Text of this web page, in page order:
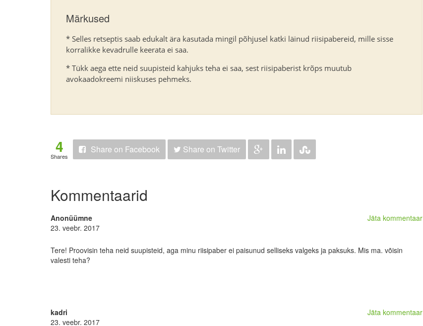
Märkused
* Selles retseptis saab edukalt ära kasutada mingil põhjusel katki läinud riisipabereid, mille sisse
korralikke kevadrulle keerata ei saa.
* Tükk aega ette neid suupisteid kahjuks teha ei saa, sest riisipaberist krõps muutub
avokaadokreemi niiskuses pehmeks.
4
Shares
Share on Facebook Share on Twitter
Kommentaarid
Jäta kommentaar
Anonüümne
23. veebr. 2017
Tere! Proovisin teha neid suupisteid, aga minu riisipaber ei paisunud selliseks valgeks ja paksuks. Mis ma. võisin
valesti teha?
Jäta kommentaar
kadri
23. veebr. 2017